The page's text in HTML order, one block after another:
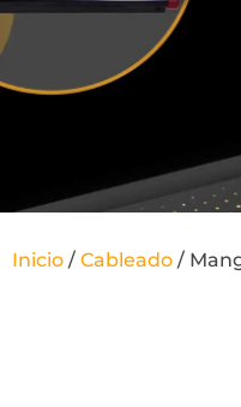
Inicio / Cableado /